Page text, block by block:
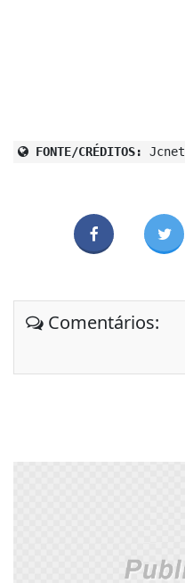
FONTE/CRÉDITOS: Jcnet
Comentários: